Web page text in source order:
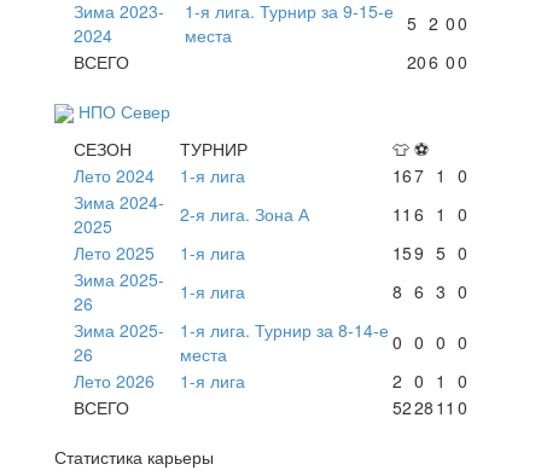
Зима 2023-
2024
1-я лига. Турнир за 9-15-е
места
5 2 00
ВСЕГО
206 00
НПО Север
СЕЗОН
ТУРНИР 👕 ⚽
Лето 2024
1-я лига 167 1
0
Зима 2024-
2025
2-я лига. Зона А 11 6 1
0
Лето 2025
1-я лига 159 5 0
Зима 2025-
26
1-я лига 8 6 3 0
Зима 2025-
26
1-я лига. Турнир за 8-14-е
места
0 0 0 0
Лето 2026
1-я лига 2 0 1
0
ВСЕГО
5228 11 0
Статистика карьеры